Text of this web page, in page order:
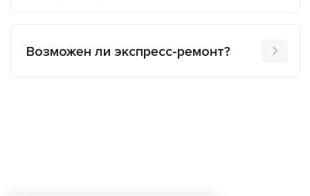
Возможен ли экспресс-ремонт?